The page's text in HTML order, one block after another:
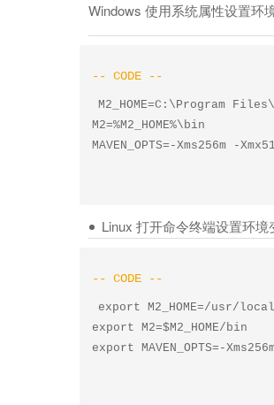
Windows 使用系统属性设置环境
M2_HOME=C:\Program
M2=%M2_HOME%\bin
Linux 打开命令终端设置环境
export M2_HOME=/usr/
export M2=$M2_HOME/bin